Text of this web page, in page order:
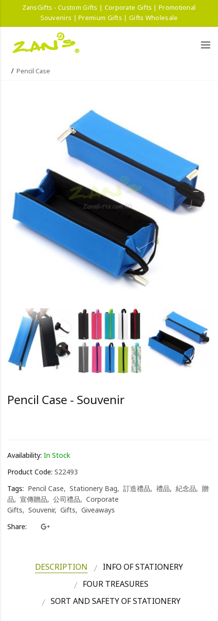
ZansGifts - Custom Gifts | Corporate Gifts | Promotional
Souvenirs | Premium Gifts | Gifts Wholesale
Pencil Case
Pencil Case - Souvenir
Availability: In Stock
Product Code: S22493
Tags: Pencil Case Stationery Bag 訂造禮品 禮品 紀念品
贈
品
宣傳贈品 公司禮品
Corporate
Gifts
Souvenir Gifts
Giveaways
Share:
DESCRIPTION
INFO OF STATIONERY
FOUR TREASURES
SORT AND SAFETY OF STATIONERY